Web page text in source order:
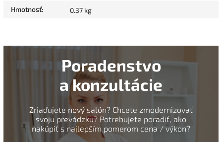
Hmotnosť: 0.37 kg
Poradenstvo
a konzultácie
Zriaďujete nový salón? Chcete zmodernizovať
svoju prevádzku? Potrebujete poradiť, ako
nakúpiť s najlepším pomerom cena / výkon?